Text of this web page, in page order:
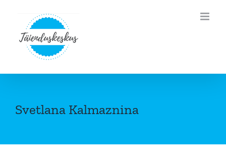
content
Svetlana Kalmaznina